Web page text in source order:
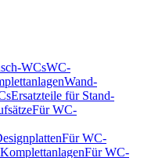
WCsWC-
Wand-
Ersatzteile für Stand-
Für WC-
Für WC-
Für WC-